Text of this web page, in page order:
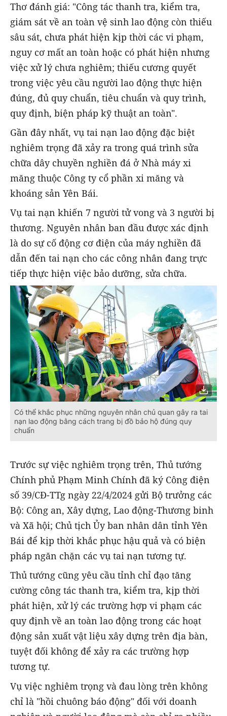
Thơ đánh giá: "Công tác thanh tra, kiểm tra,
giám sát về an toàn vệ sinh lao động còn thiếu
sâu sát, chưa phát hiện kịp thời các vi phạm,
nguy cơ mất an toàn hoặc có phát hiện nhưng
việc xử lý chưa nghiêm; thiếu cương quyết
trong việc yêu cầu người lao động thực hiện
đúng, đủ quy chuẩn, tiêu chuẩn và quy trình,
quy định, biện pháp kỹ thuật an toàn".
Gần đây nhất, vụ tai nạn lao động đặc biệt
nghiêm trọng đã xảy ra trong quá trình sửa
chữa dây chuyền nghiền đá ở Nhà máy xi
măng thuộc Công ty cổ phần xi măng và
khoáng sản Yên Bái.
Vụ tai nạn khiến 7 người tử vong và 3 người bị
thương. Nguyên nhân ban đầu được xác định
là do sự cố động cơ điện của máy nghiền đã
dẫn đến tai nạn cho các công nhân đang trực
tiếp thực hiện việc bảo dưỡng, sửa chữa.
Có thể khắc phục những nguyên nhân chủ quan gây ra tai
nạn lao động bằng cách trang bị đồ bảo hộ đúng quy
chuẩn
Trước sự việc nghiêm trọng trên, Thủ tướng
Chính phủ Phạm Minh Chính đã ký Công điện
số 39/CĐ-TTg ngày 22/4/2024 gửi Bộ trưởng các
Bộ: Công an, Xây dựng, Lao động-Thương binh
và Xã hội; Chủ tịch Ủy ban nhân dân tỉnh Yên
Bái để kịp thời khắc phục hậu quả và có biện
pháp ngăn chặn các vụ tai nạn tương tự.
Thủ tướng cũng yêu cầu tỉnh chỉ đạo tăng
cường công tác thanh tra, kiểm tra, kịp thời
phát hiện, xử lý các trường hợp vi phạm các
quy định về an toàn lao động trong các hoạt
động sản xuất vật liệu xây dựng trên địa bàn,
tuyệt đối không để xảy ra các trường hợp
tương tự.
Vụ việc nghiêm trọng và đau lòng trên không
chỉ là "hồi chuông báo động" đối với doanh